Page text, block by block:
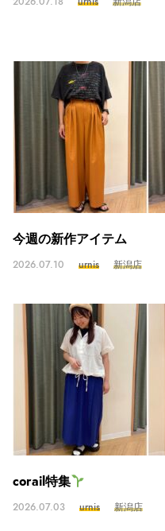
今週の新作アイテム
2026.07.10 urnis 新潟店
corail特集
2026.07.03 urnis 新潟店